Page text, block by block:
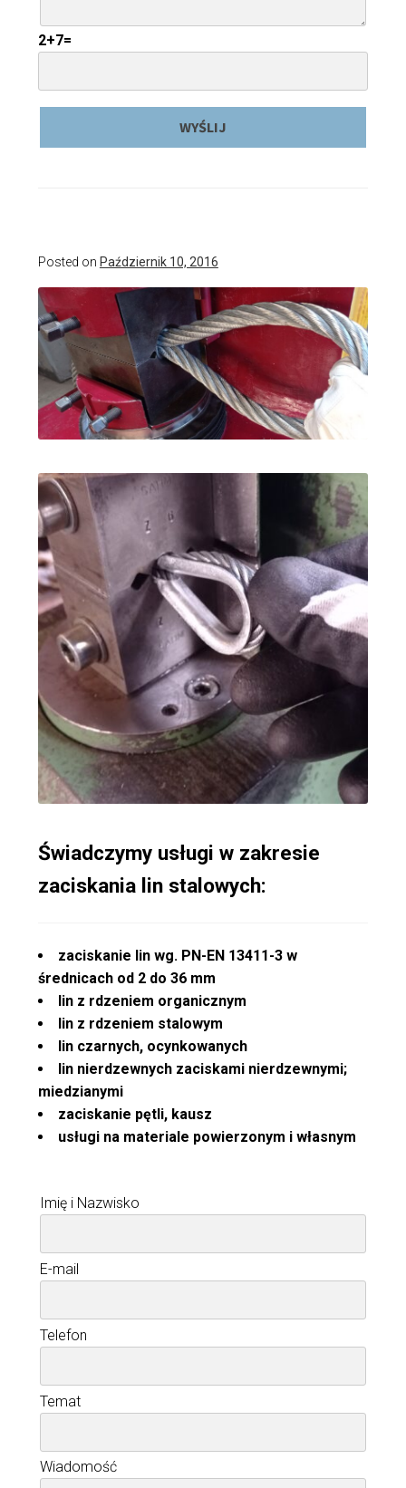
2+7=
Posted on Październik 10, 2016
Świadczymy usługi w zakresie
zaciskania lin stalowych:
zaciskanie lin wg. PN-EN 13411-3 w
średnicach od 2 do 36 mm
lin z rdzeniem organicznym
lin z rdzeniem stalowym
lin czarnych, ocynkowanych
lin nierdzewnych zaciskami nierdzewnymi;
miedzianymi
zaciskanie pętli, kausz
usługi na materiale powierzonym i własnym
Imię i Nazwisko
E-mail
Telefon
Temat
Wiadomość